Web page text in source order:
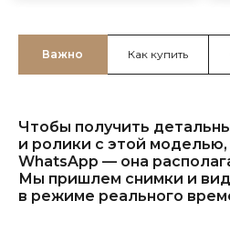
Важно Как купить
Чтобы получить
и ролики с этой
WhatsApp — она
Мы пришлем снимки и
в режиме реального